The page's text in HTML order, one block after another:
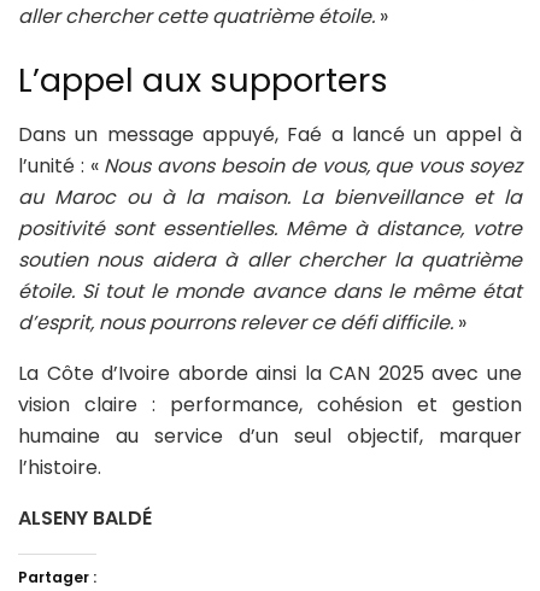
aller chercher cette quatrième étoile. »
L’appel aux supporters
Dans un message appuyé, Faé a lancé un appel à
l’unité : « Nous avons besoin de vous, que vous soyez
au Maroc ou à la maison. La bienveillance et la
positivité sont essentielles. Même à distance, votre
soutien nous aidera à aller chercher la quatrième
étoile. Si tout le monde avance dans le même état
d’esprit, nous pourrons relever ce défi difficile. »
La Côte d’Ivoire aborde ainsi la CAN 2025 avec une
vision claire : performance, cohésion et gestion
humaine au service d’un seul objectif, marquer
l’histoire.
ALSENY BALDÉ
Partager :